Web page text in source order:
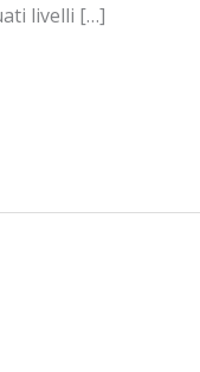
livelli […]